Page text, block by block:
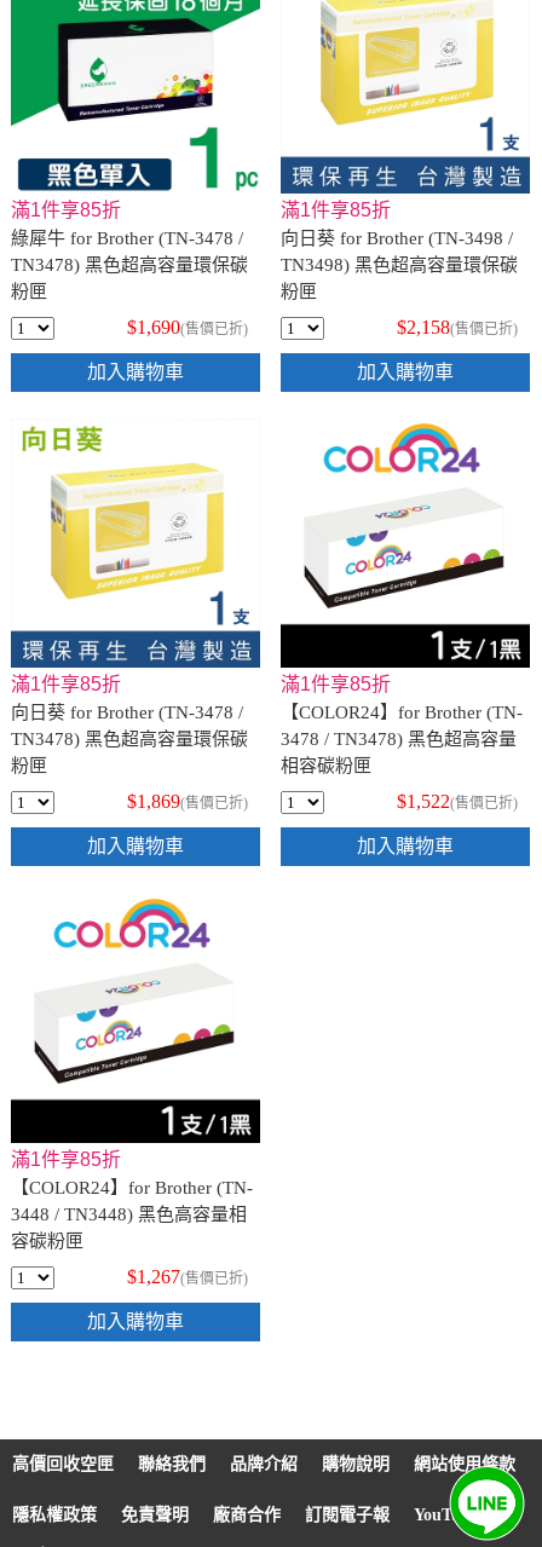
滿1件享85折
綠犀牛 for Brother (TN-3478 /
TN3478) 黑色超高容量環保碳
粉匣
$1,690(售價已折)
加入購物車
滿1件享85折
向日葵 for Brother (TN-3498 /
TN3498) 黑色超高容量環保碳
粉匣
$2,158(售價已折)
加入購物車
滿1件享85折
向日葵 for Brother (TN-3478 /
TN3478) 黑色超高容量環保碳
粉匣
$1,869(售價已折)
加入購物車
滿1件享85折
【COLOR24】for Brother (TN-
3478 / TN3478) 黑色超高容量
相容碳粉匣
$1,522(售價已折)
加入購物車
滿1件享85折
【COLOR24】for Brother (TN-
3448 / TN3448) 黑色高容量相
容碳粉匣
$1,267(售價已折)
加入購物車
高價回收空匣 聯絡我們 品牌介紹 購物說明 網站使用條款
隱私權政策 免責聲明 廠商合作 訂閱電子報 YouTube